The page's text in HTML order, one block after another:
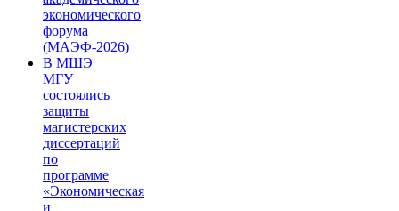
экономического
форума
(МАЭФ-2026)
В МШЭ
МГУ
состоялись
защиты
магистерских
диссертаций
по
программе
«Экономическая
и